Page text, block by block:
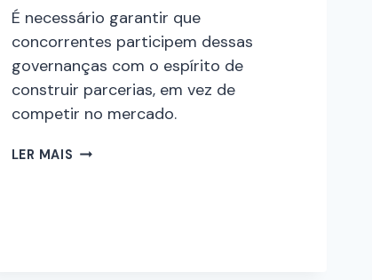
É necessário garantir que
concorrentes participem dessas
governanças com o espírito de
construir parcerias, em vez de
competir no mercado.
LER MAIS